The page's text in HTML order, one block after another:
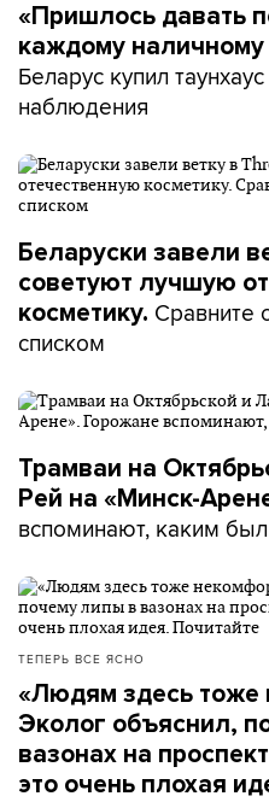
«Пришлось давать
каждому наличному
Беларус купил
наблюдения
Беларуски завели
советуют лучшую
косметику. Сравните
списком
Трамваи на
Рей на «Минск-
вспоминают, каким
ТЕПЕРЬ ВСЕ ЯСНО
«Людям здесь тоже
Эколог объяснил,
вазонах на
это очень плохая